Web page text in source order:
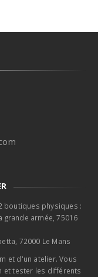
boutiques physiques :
grande armée, 75016
72000 Le Mans
et d'un atelier. Vous
et tester les différents